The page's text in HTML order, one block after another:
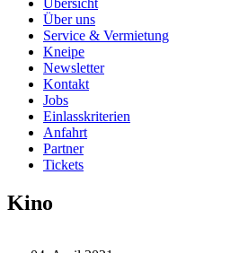
Übersicht
Über uns
Service & Vermietung
Kneipe
Newsletter
Kontakt
Jobs
Einlasskriterien
Anfahrt
Partner
Tickets
Kino